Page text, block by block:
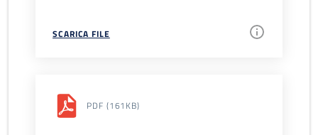
SCARICA FILE
PDF (161KB)